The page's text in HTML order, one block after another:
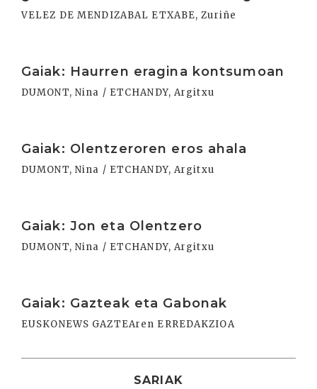
VELEZ DE MENDIZABAL ETXABE, Zuriñe
Gaiak: Haurren eragina kontsumoan
DUMONT, Nina / ETCHANDY, Argitxu
Gaiak: Olentzeroren eros ahala
DUMONT, Nina / ETCHANDY, Argitxu
Gaiak: Jon eta Olentzero
DUMONT, Nina / ETCHANDY, Argitxu
Gaiak: Gazteak eta Gabonak
EUSKONEWS GAZTEAren ERREDAKZIOA
SARIAK